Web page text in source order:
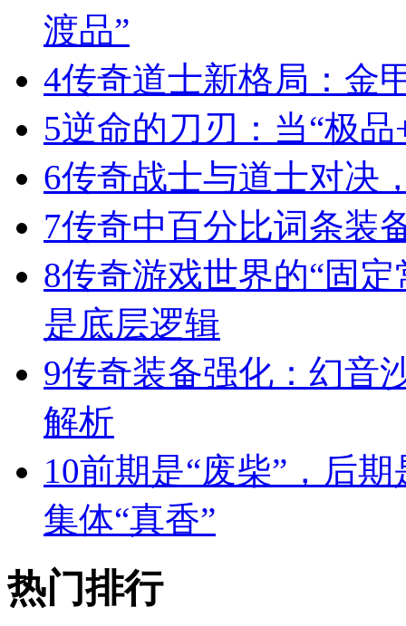
渡品”
4传奇道士新格局：金
5逆命的刀刃：当“极
6传奇战士与道士对决
7传奇中百分比词条装
8传奇游戏世界的“固
是底层逻辑
9传奇装备强化：幻音
解析
10前期是“废柴”，后
集体“真香”
热门排行